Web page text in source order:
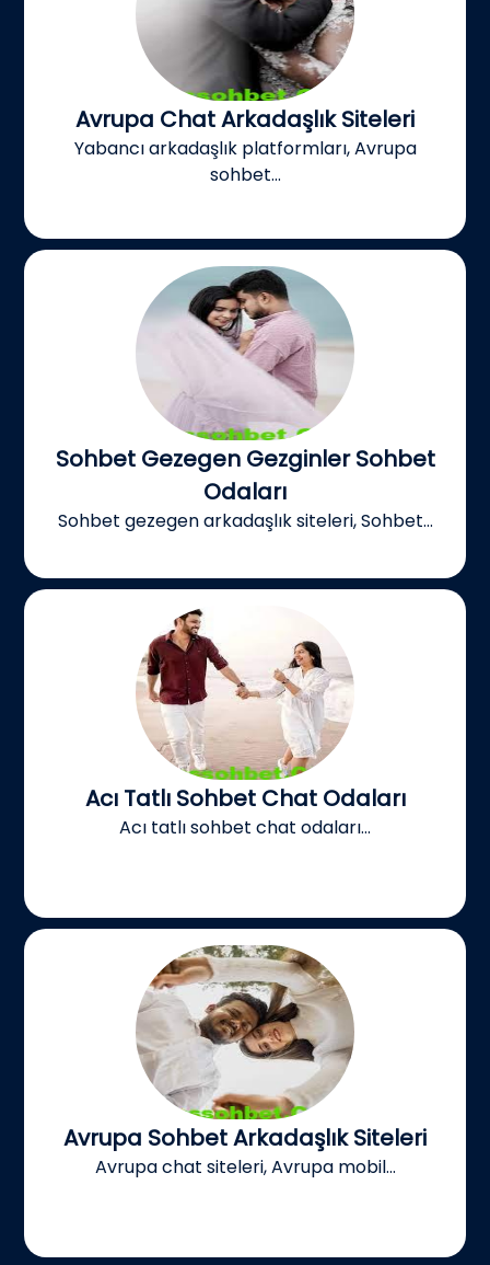
Avrupa Chat Arkadaşlık Siteleri
Yabancı arkadaşlık platformları, Avrupa
sohbet...
Sohbet Gezegen Gezginler Sohbet
Odaları
Sohbet gezegen arkadaşlık siteleri, Sohbet...
Acı Tatlı Sohbet Chat Odaları
Acı tatlı sohbet chat odaları...
Avrupa Sohbet Arkadaşlık Siteleri
Avrupa chat siteleri, Avrupa mobil...